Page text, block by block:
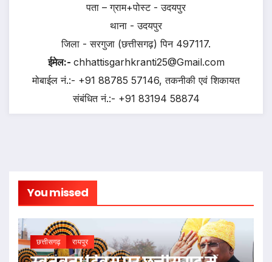
पता – ग्राम+पोस्ट - उदयपुर
थाना - उदयपुर
जिला - सरगुजा (छत्तीसगढ़) पिन 497117.
ईमेल:- chhattisgarhkranti25@Gmail.com
मोबाईल नं.:- +91 88785 57146, तकनीकी एवं शिकायत
संबंधित नं.:- +91 83194 58874
You missed
छत्तीसगढ़ रायपुर